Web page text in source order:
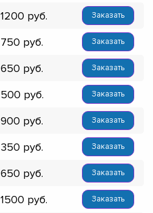
1200 Заказать
750 Заказать
650 Заказать
500 Заказать
900 Заказать
350 Заказать
650 Заказать
1500 Заказать